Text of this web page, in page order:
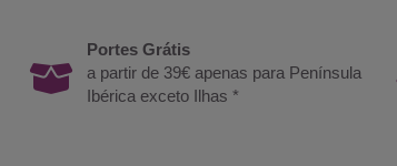
Portes Grátis
a partir de 39€ apenas para Península
Ibérica exceto Ilhas *